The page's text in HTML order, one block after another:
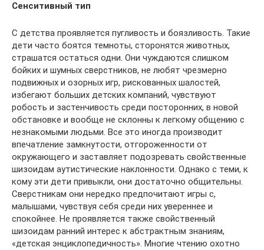
Сенситивный тип
С детства проявляется пугливость и боязливость. Такие
дети часто боятся темноты, сторонятся животных,
страшатся остаться одни. Они чуждаются слишком
бойких и шумных сверстников, не любят чрезмерно
подвижных и озорных игр, рискованных шалостей,
избегают больших детских компаний, чувствуют
робость и застенчивость среди посторонних, в новой
обстановке и вообще не склонны к легкому общению с
незнакомыми людьми. Все это иногда производит
впечатление замкнутости, отгороженности от
окружающего и заставляет подозревать свойственные
шизоидам аутистические наклонности. Однако с теми, к
кому эти дети привыкли, они достаточно общительны.
Сверстникам они нередко предпочитают игры с,
малышами, чувствуя себя среди них увереннее и
спокойнее. Не проявляется также свойственный
шизоидам ранний интерес к абстрактным знаниям,
«детская энциклопедичность». Многие чтению охотно